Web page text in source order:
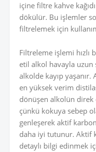
içine filtre kahve
dökülür. Bu işlemler
filtrelemek için
Filtreleme işlemi hızlı
etil alkol havayla uzun
alkolde kayıp
en yüksek verim
dönüşen alkolün direk
çünkü kokuya sebep
genleşerek aktif
daha iyi tutunur. Aktif
detaylı bilgi edinmek